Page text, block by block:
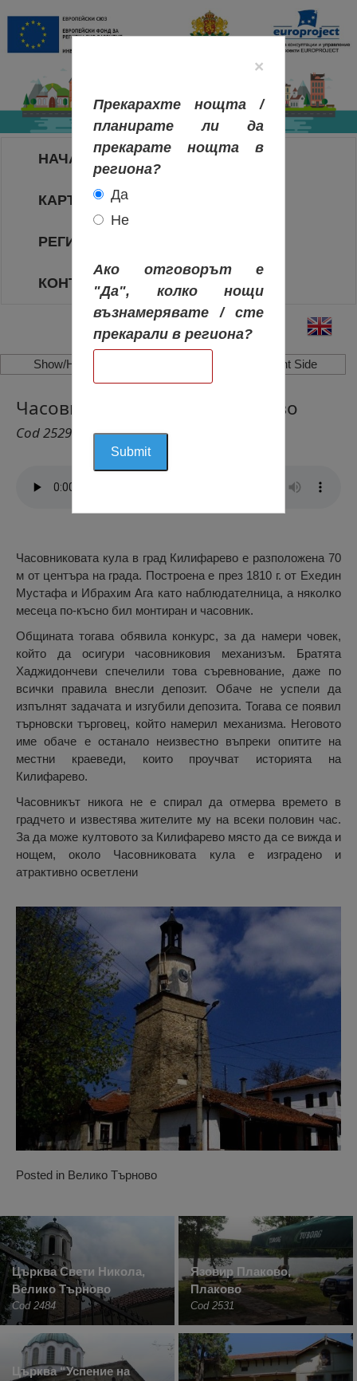
НАЧАЛО
КАРТА НА РЕГИОНИТЕ
РЕГИОНИ
КОНТАКТИ
Show/Hide Left Side Show/Hide Right Side
Часовникова Кула, Килифарево
Cod 2529
Часовниковата кула в град Килифарево е разположена 70
м от центъра на града. Построена е през 1810 г. от Ехедин
Мустафа и Ибрахим Ага като наблюдателница, а няколко
месеца по-късно бил монтиран и часовник.
Общината тогава обявила конкурс, за да намери човек,
който да осигури часовниковия механизъм. Братята
Хаджидончеви спечелили това съревнование, даже по
всички правила внесли депозит. Обаче не успели да
изпълнят задачата и изгубили депозита. Тогава се появил
търновски търговец, който намерил механизма. Неговото
име обаче е останало неизвестно въпреки опитите на
местни краеведи, които проучват историята на
Килифарево.
Часовникът никога не е спирал да отмерва времето в
градчето и известява жителите му на всеки половин час.
За да може култовото за Килифарево място да се вижда и
нощем, около Часовниковата кула е изградено и
атрактивно осветлени
×
Прекарахте нощта /
планирате ли да
прекарате нощта в
региона?
Да
Не
Ако отговорът е
"Да", колко нощи
възнамерявате / сте
прекарали в региона?
Posted in Велико Търново
Църква Свети Никола,
Велико Търново
Cod 2484
Язовир Плаково,
Плаково
Cod 2531
Църква “Успение на